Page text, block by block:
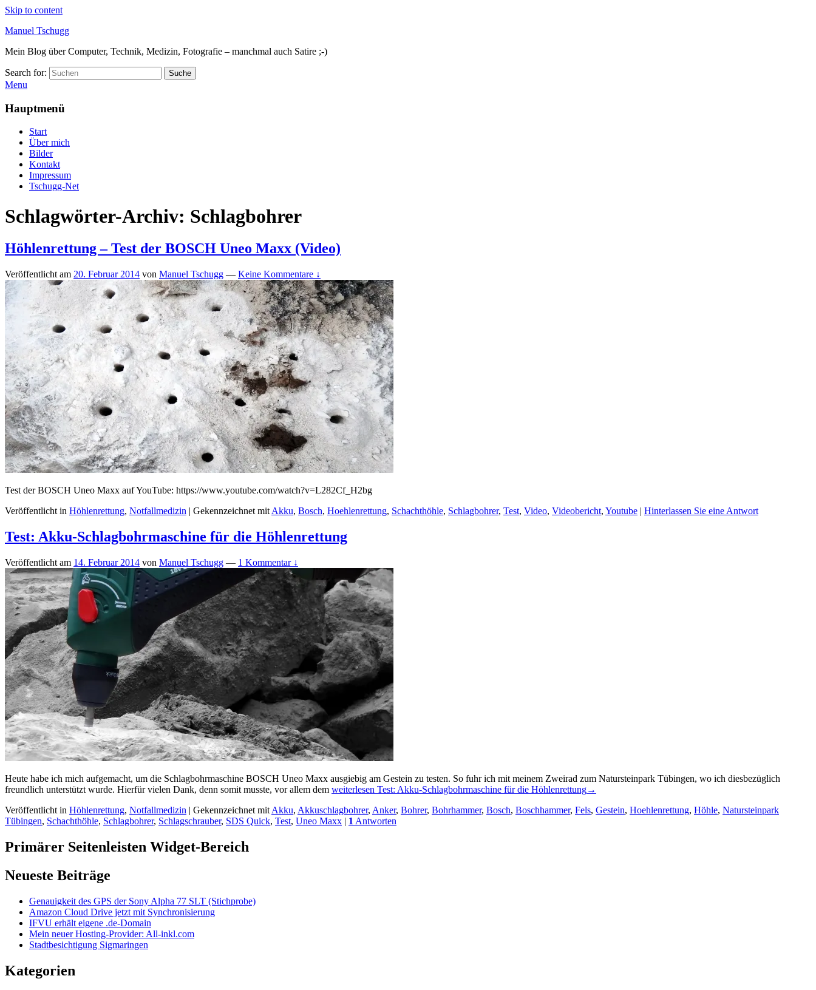
Skip to content
Manuel Tschugg
Mein Blog über Computer, Technik, Medizin, Fotografie – manchmal auch Satire ;-)
Search for: Suche
Menu
Hauptmenü
Start
Über mich
Bilder
Kontakt
Impressum
Tschugg-Net
Schlagwörter-Archiv: Schlagbohrer
Höhlenrettung – Test der BOSCH Uneo Maxx (Video)
Veröffentlicht am 20. Februar 2014 von Manuel Tschugg — Keine Kommentare ↓
Test der BOSCH Uneo Maxx auf YouTube: https://www.youtube.com/watch?v=L282Cf_H2bg
Veröffentlicht in Höhlenrettung, Notfallmedizin | Gekennzeichnet mit Akku, Bosch, Hoehlenrettung, Schachthöhle, Schlagbohrer, Test, Video, Videobericht, Youtube | Hinterlassen Sie eine Antwort
Test: Akku-Schlagbohrmaschine für die Höhlenrettung
Veröffentlicht am 14. Februar 2014 von Manuel Tschugg — 1 Kommentar ↓
Heute habe ich mich aufgemacht, um die Schlagbohrmaschine BOSCH Uneo Maxx ausgiebig am Gestein zu testen. So fuhr ich mit meinem Zweirad zum Natursteinpark Tübingen, wo ich diesbezüglich
freundlich unterstützt wurde. Hierfür vielen Dank, denn somit musste, vor allem dem weiterlesen Test: Akku-Schlagbohrmaschine für die Höhlenrettung→
Veröffentlicht in Höhlenrettung, Notfallmedizin | Gekennzeichnet mit Akku, Akkuschlagbohrer, Anker, Bohrer, Bohrhammer, Bosch, Boschhammer, Fels, Gestein, Hoehlenrettung, Höhle, Natursteinpark
Tübingen, Schachthöhle, Schlagbohrer, Schlagschrauber, SDS Quick, Test, Uneo Maxx | 1 Antworten
Primärer Seitenleisten Widget-Bereich
Neueste Beiträge
Genauigkeit des GPS der Sony Alpha 77 SLT (Stichprobe)
Amazon Cloud Drive jetzt mit Synchronisierung
IFVU erhält eigene .de-Domain
Mein neuer Hosting-Provider: All-inkl.com
Stadtbesichtigung Sigmaringen
Kategorien